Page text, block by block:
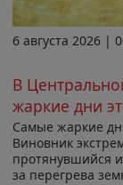
6 августа 2026 |
В
жаркие дни
Самые жаркие
Виновник
протянувшийся
за перегрева